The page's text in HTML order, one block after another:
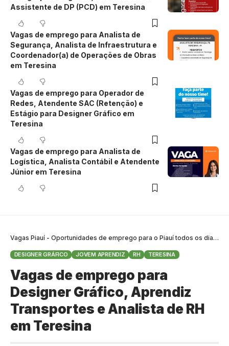
Assistente de DP (PCD) em Teresina
Vagas de emprego para Analista de
Segurança, Analista de Infraestrutura e
Coordenador(a) de Operações de Obras
em Teresina
Vagas de emprego para Operador de
Redes, Atendente SAC (Retenção) e
Estágio para Designer Gráfico em
Teresina
Vagas de emprego para Analista de
Logística, Analista Contábil e Atendente
Júnior em Teresina
Vagas Piauí - Oportunidades de emprego para o Piauí todos os dias>
DESIGNER GRÁFICO JOVEM APRENDIZ RH TERESINA
Vagas de emprego para
Designer Gráfico, Aprendiz
Transportes e Analista de RH
em Teresina